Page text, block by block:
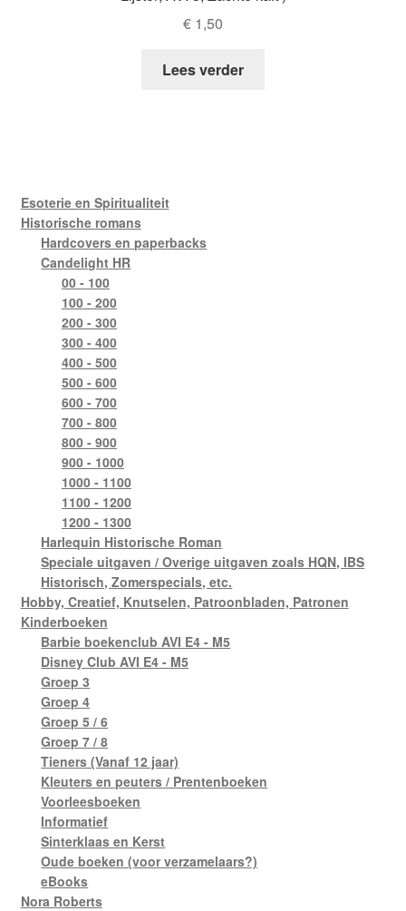
€ 1,50
Lees verder
Esoterie en Spiritualiteit
Historische romans
Hardcovers en paperbacks
Candelight HR
00 - 100
100 - 200
200 - 300
300 - 400
400 - 500
500 - 600
600 - 700
700 - 800
800 - 900
900 - 1000
1000 - 1100
1100 - 1200
1200 - 1300
Harlequin Historische Roman
Speciale uitgaven / Overige uitgaven zoals HQN, IBS
Historisch, Zomerspecials, etc.
Hobby, Creatief, Knutselen, Patroonbladen, Patronen
Kinderboeken
Barbie boekenclub AVI E4 - M5
Disney Club AVI E4 - M5
Groep 3
Groep 4
Groep 5 / 6
Groep 7 / 8
Tieners (Vanaf 12 jaar)
Kleuters en peuters / Prentenboeken
Voorleesboeken
Informatief
Sinterklaas en Kerst
Oude boeken (voor verzamelaars?)
eBooks
Nora Roberts